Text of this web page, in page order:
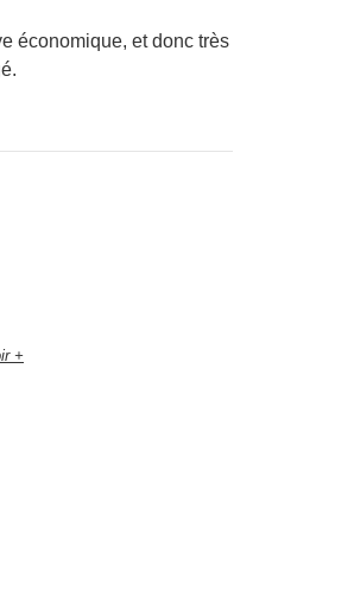
économique, et donc très
+